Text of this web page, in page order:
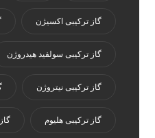
گاز ترکیبی اکسیژن
گاز ترکیبی سولفید هیدروژن
گاز ترکیبی نیتروژن
گاز ترکیبی هلیوم